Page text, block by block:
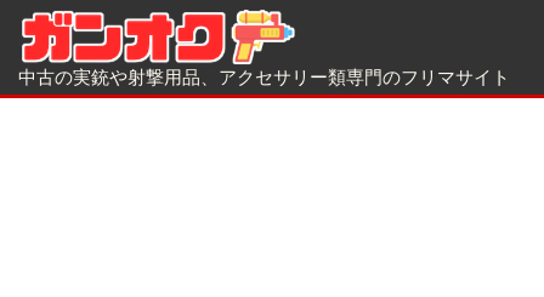
中古の実銃や射撃用品、アクセサリー類専門のフリマサイト